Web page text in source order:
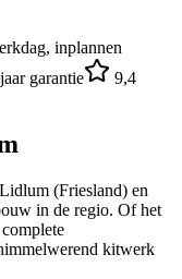
inplannen
garantie
9,4
(Friesland) en
in de regio. Of het
kitwerk